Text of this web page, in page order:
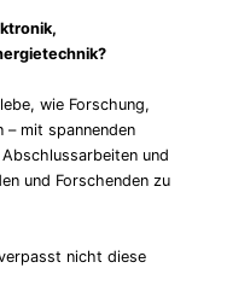
wie Forschung,
– mit spannenden
und
und Forschenden zu
nicht diese